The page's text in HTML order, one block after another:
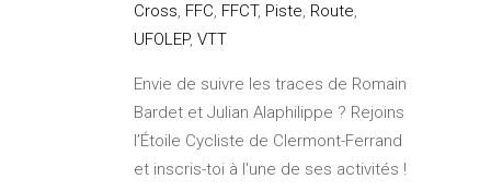
Cross, FFC, FFCT, Piste, Route,
UFOLEP, VTT
Envie de suivre les traces de Romain
Bardet et Julian Alaphilippe ? Rejoins
l’Étoile Cycliste de Clermont-Ferrand
et inscris-toi à l'une de ses activités !